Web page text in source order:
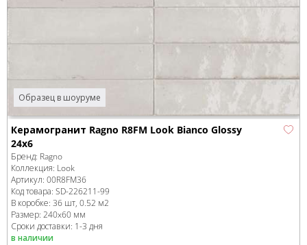
Образец в шоуруме
Керамогранит Ragno R8FM Look Bianco Glossy
24x6
Бренд: Ragno
Коллекция: Look
Артикул: 00R8FM36
Код товара: SD-226211-99
В коробке: 36 шт, 0.52 м2
Размер: 240x60 мм
Сроки доставки: 1-3 дня
в наличии